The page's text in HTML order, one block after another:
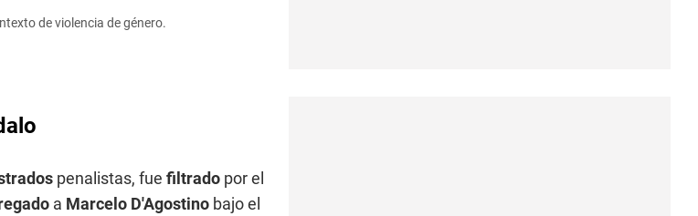
de violencia de género.
penalistas, fue filtrado por el
a Marcelo D'Agostino bajo el